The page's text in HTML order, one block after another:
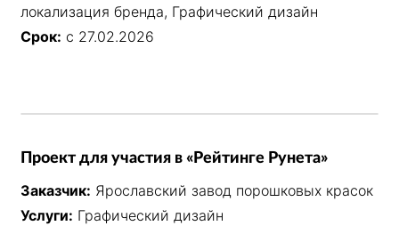
локализация бренда, Графический дизайн
Срок: с 27.02.2026
Проект для участия в «Рейтинге Рунета»
Заказчик: Ярославский завод порошковых красок
Услуги: Графический дизайн